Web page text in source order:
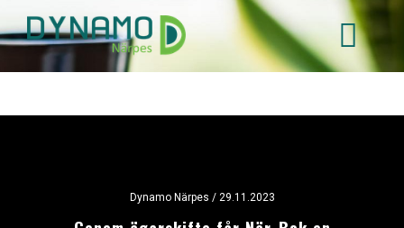
Hoppa
huvudinnehåll
Dynamo Närpes / 29.11.2023